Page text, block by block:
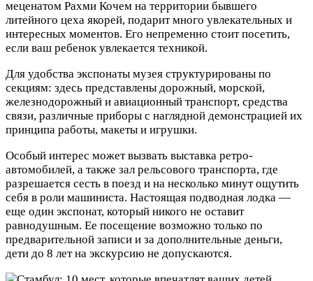
меценатом Рахми Кочем на территории бывшего
литейного цеха якорей, подарит много увлекательных и
интересных моментов. Его непременно стоит посетить,
если ваш ребенок увлекается техникой.
Для удобства экспонаты музея структурированы по
секциям: здесь представлены дорожный, морской,
железнодорожный и авиационный транспорт, средства
связи, различные приборы с наглядной демонстрацией их
принципа работы, макеты и игрушки.
Особый интерес может вызвать выставка ретро-
автомобилей, а также зал рельсового транспорта, где
разрешается сесть в поезд и на несколько минут ощутить
себя в роли машиниста. Настоящая подводная лодка —
еще один экспонат, который никого не оставит
равнодушным. Ее посещение возможно только по
предварительной записи и за дополнительные деньги,
дети до 8 лет на экскурсию не допускаются.